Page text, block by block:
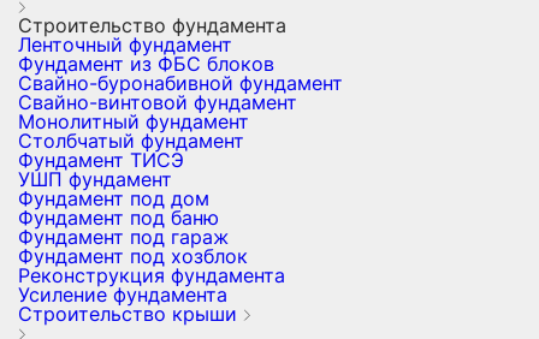
Строительство фундамента
Ленточный фундамент
Фундамент из ФБС блоков
Свайно-буронабивной фундамент
Свайно-винтовой фундамент
Монолитный фундамент
Столбчатый фундамент
Фундамент ТИСЭ
УШП фундамент
Фундамент под дом
Фундамент под баню
Фундамент под гараж
Фундамент под хозблок
Реконструкция фундамента
Усиление фундамента
Строительство крыши